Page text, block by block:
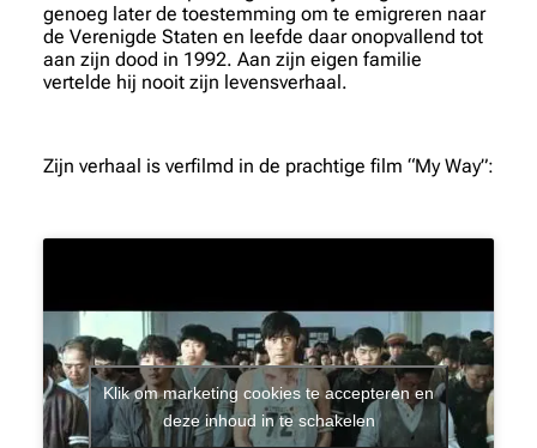
genoeg later de toestemming om te emigreren naar
de Verenigde Staten en leefde daar onopvallend tot
aan zijn dood in 1992. Aan zijn eigen familie
vertelde hij nooit zijn levensverhaal.
Zijn verhaal is verfilmd in de prachtige film “My Way”:
Klik om marketing cookies te accepteren en
deze inhoud in te schakelen